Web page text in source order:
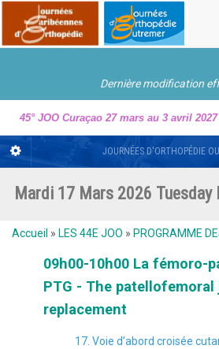
Dernière modification
45° JOO Curaçao 27 mars au 3 avril 2027
JOURNÉES D'ORTHOPÉDIE
Mardi 17 Mars 2026 Tuesday
Accueil » LES 44E JOO » PROGRAMME
09h00-10h00 La fémoro-
PTG - The
replacement
17. Voie d’abord croisée